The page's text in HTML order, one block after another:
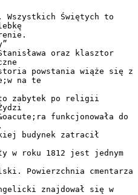
Wszystkich Świętych to
oraz klasztor
powstania wiąże się z
na te
to zabytek po religii
funkcjonowała do
budynek zatracił
w roku 1812 jest jednym
Powierzchnia cmentarza
znajdował się w